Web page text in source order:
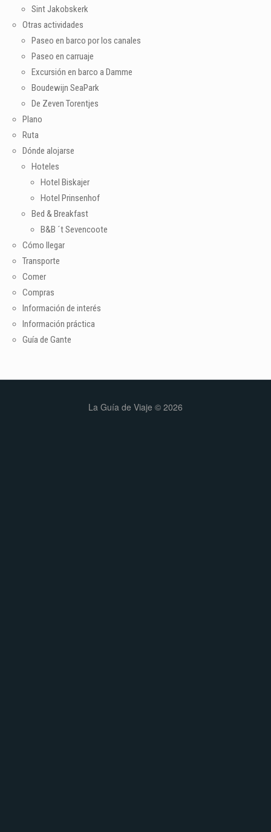
Sint Jakobskerk
Otras actividades
Paseo en barco por los canales
Paseo en carruaje
Excursión en barco a Damme
Boudewijn SeaPark
De Zeven Torentjes
Plano
Ruta
Dónde alojarse
Hoteles
Hotel Biskajer
Hotel Prinsenhof
Bed & Breakfast
B&B ´t Sevencoote
Cómo llegar
Transporte
Comer
Compras
Información de interés
Información práctica
Guía de Gante
La Guía de Viaje © 2026